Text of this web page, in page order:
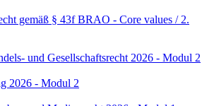
gemäß § 43f BRAO - Core values / 2.
und Gesellschaftsrecht 2026 - Modul 2
2026 - Modul 2